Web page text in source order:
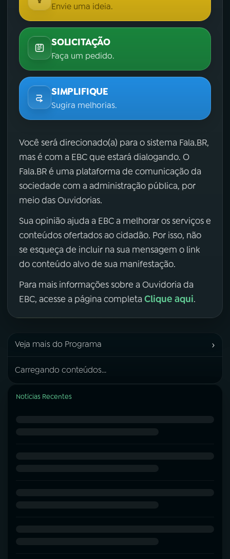
Envie uma ideia.
SOLICITAÇÃO
Faça um pedido.
SIMPLIFIQUE
Sugira melhorias.
Você será direcionado(a) para o sistema Fala.BR,
mas é com a EBC que estará dialogando. O
Fala.BR é uma plataforma de comunicação da
sociedade com a administração pública, por
meio das Ouvidorias.
Sua opinião ajuda a EBC a melhorar os serviços e
conteúdos ofertados ao cidadão. Por isso, não
se esqueça de incluir na sua mensagem o link
do conteúdo alvo de sua manifestação.
Para mais informações sobre a Ouvidoria da
EBC, acesse a página completa Clique aqui.
Veja mais do Programa ›
Carregando conteúdos...
Notícias Recentes